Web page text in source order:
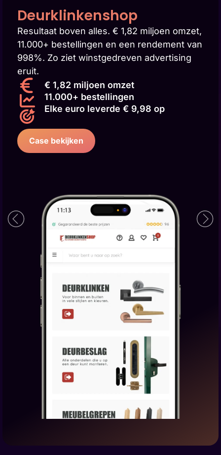
Deurklinkenshop
Resultaat boven alles. € 1,82 miljoen omzet,
11.000+ bestellingen en een rendement van
998%. Zo ziet winstgedreven advertising
eruit.
€ 1,82 miljoen omzet
11.000+ bestellingen
Elke euro leverde € 9,98 op
Case bekijken